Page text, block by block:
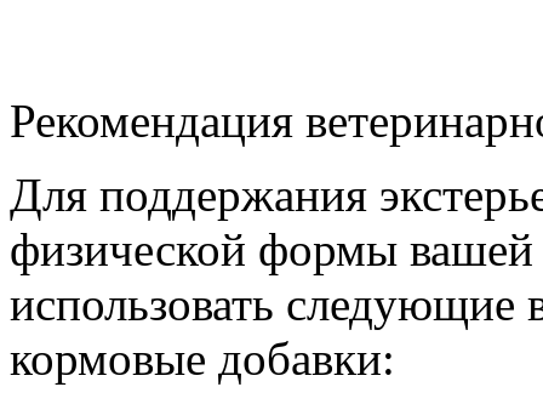
Рекомендация
Для поддержания
физической формы вашей
использовать следующие
кормовые добавки: